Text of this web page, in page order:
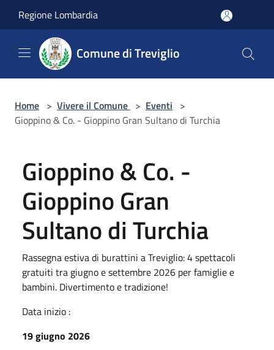
Regione Lombardia
Comune di Treviglio
Home > Vivere il Comune > Eventi >
Gioppino & Co. - Gioppino Gran Sultano di Turchia
Gioppino & Co. -
Gioppino Gran
Sultano di Turchia
Rassegna estiva di burattini a Treviglio: 4 spettacoli
gratuiti tra giugno e settembre 2026 per famiglie e
bambini. Divertimento e tradizione!
Data inizio :
19 giugno 2026